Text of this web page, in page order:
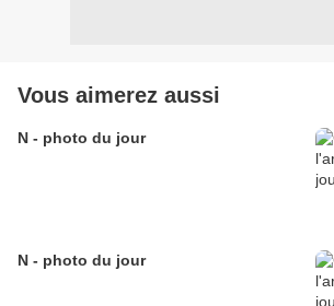
Vous aimerez aussi
N - photo du jour
N - photo du jour